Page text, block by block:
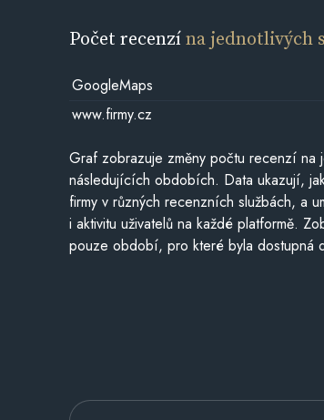
Počet recenzína jednotlivých
GoogleMaps
www.firmy.cz
Graf zobrazuje změny počtu recenzí na
následujících obdobích. Data ukazují,
firmy v různých recenzních službách, a
i aktivitu uživatelů na každé platformě.
pouze období, pro které byla dostupná